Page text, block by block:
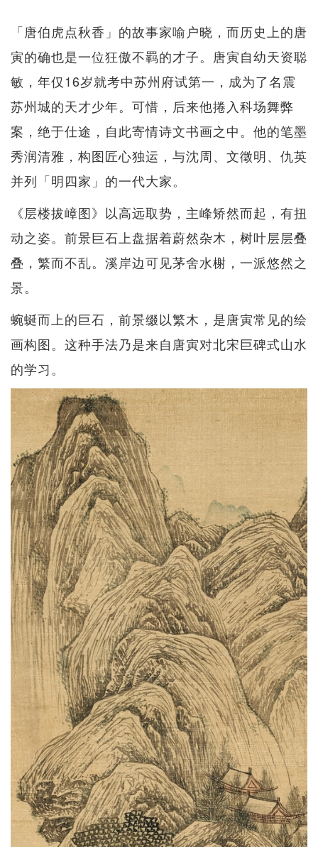
「唐伯虎点秋香」的故事家喻户晓，而历史上的唐
寅的确也是一位狂傲不羁的才子。唐寅自幼天资聪
敏，年仅16岁就考中苏州府试第一，成为了名震
苏州城的天才少年。可惜，后来他捲入科场舞弊
案，绝于仕途，自此寄情诗文书画之中。他的笔墨
秀润清雅，构图匠心独运，与沈周、文徵明、仇英
并列「明四家」的一代大家。
《层楼拔嶂图》以高远取势，主峰矫然而起，有扭
动之姿。前景巨石上盘据着蔚然杂木，树叶层层叠
叠，繁而不乱。溪岸边可见茅舍水榭，一派悠然之
景。
蜿蜒而上的巨石，前景缀以繁木，是唐寅常见的绘
画构图。这种手法乃是来自唐寅对北宋巨碑式山水
的学习。